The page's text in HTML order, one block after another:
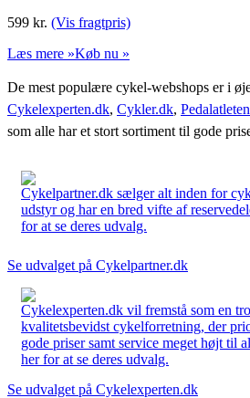
599 kr. (Vis fragtpris)
Læs mere »Køb nu »
De mest populære cykel-webshops er i
Cykelexperten.dk, Cykler.dk,
som alle har et stort sortiment til gode
Cykelpartner.dk sælger alt inden for
udstyr og har en bred vifte af
for at se deres udvalg.
Se udvalget på Cykelpartner.dk
Cykelexperten.dk vil fremstå som en
kvalitetsbevidst cykelforretning, der
gode priser samt service meget højt til
her for at se deres udvalg.
Se udvalget på Cykelexperten.dk